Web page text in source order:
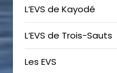
L’EVS de Kayodé
L’EVS de Trois-Sauts
Les EVS